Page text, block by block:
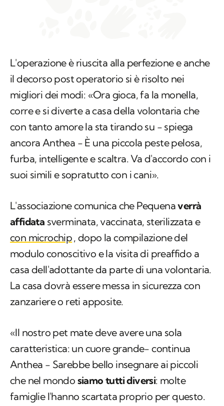
L'operazione è riuscita alla perfezione e anche
il decorso post operatorio si è risolto nei
migliori dei modi: «Ora gioca, fa la monella,
corre e si diverte a casa della volontaria che
con tanto amore la sta tirando su − spiega
ancora Anthea − È una piccola peste pelosa,
furba, intelligente e scaltra. Va d'accordo con i
suoi simili e sopratutto con i cani».
L'associazione comunica che Pequenaverrà
affidata sverminata, vaccinata, sterilizzata e
con microchip, dopo la compilazione del
modulo conoscitivo e la visita di preaffido a
casa dell'adottante da parte di una volontaria.
La casa dovrà essere messa in sicurezza con
zanzariere o reti apposite.
«Il nostro pet mate deve avere una sola
caratteristica: un cuore grande− continua
Anthea − Sarebbe bello insegnare ai piccoli
che nel mondo siamo tutti diversi: molte
famiglie l'hanno scartata proprio per questo.